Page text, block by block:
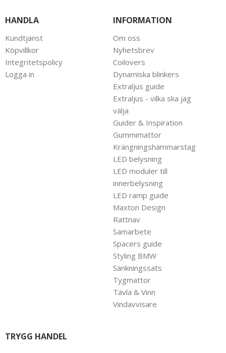
HANDLA
Kundtjänst
Köpvillkor
Integritetspolicy
Logga in
INFORMATION
Om oss
Nyhetsbrev
Coilovers
Dynamiska blinkers
Extraljus guide
Extraljus - vilka ska jag
välja
Guider & Inspiration
Gummimattor
Krängningshämmarstag
LED belysning
LED moduler till
innerbelysning
LED ramp guide
Maxton Design
Rattnav
Samarbete
Spacers guide
Styling BMW
Sänkningssats
Tygmattor
Tävla & Vinn
Vindavvisare
TRYGG HANDEL